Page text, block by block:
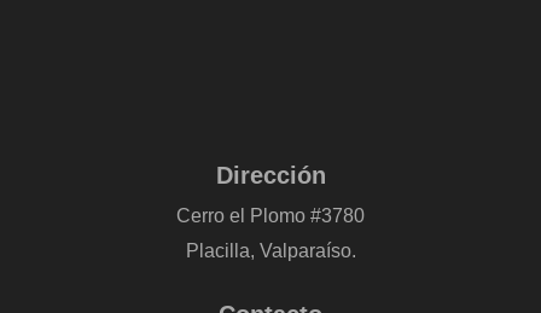
Dirección
Cerro el Plomo #3780
Placilla, Valparaíso.